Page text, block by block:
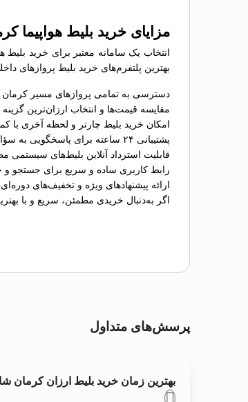
مزایای خرید بلیط هواپیما
انتخاب یک سامانه معتبر برای خرید
بهترین پلتفرم‌های خرید بلیط پروازهای
دسترسی به تمامی پروازهای مسیر کرمان
مقایسه قیمت‌ها و انتخاب ارزان‌ترین
امکان خرید بلیط چارتر و لحظه آخری با
پشتیبانی ۲۴ ساعته برای پاسخگویی به سؤالات و مشکلات احتمالی؛
قابلیت استرداد آنلاین بلیط‌های سیستمی
رابط کاربری ساده و سریع برای جستجو و
ارائه پیشنهادهای ویژه و تخفیف‌های
اگر به‌دنبال خریدی مطمئن، سریع و با
پرسش‌های متداول
بهترین زمان خرید بلیط ارزان کرمان